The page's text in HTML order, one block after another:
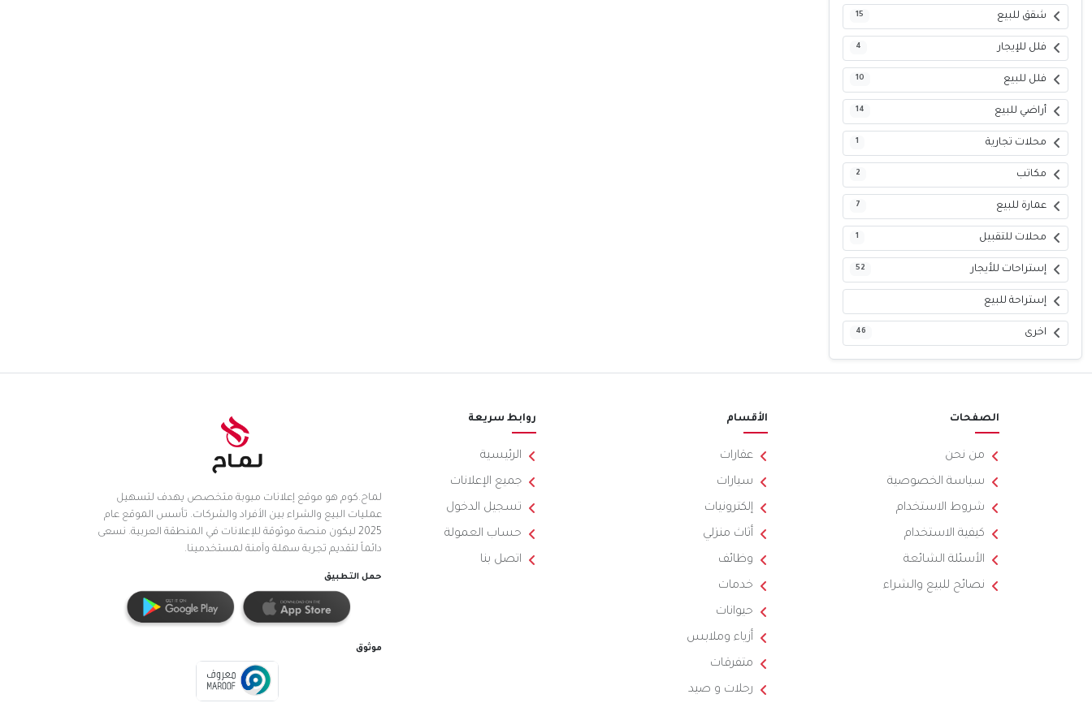
شقق للبيع 15
فلل للإيجار 4
فلل للبيع 10
أراضي للبيع 14
محلات تجارية 1
مكاتب 2
عمارة للبيع 7
محلات للتقبيل 1
إستراحات للأيجار 52
إستراحة للبيع
اخرى 46
الصفحات
من نحن
سياسة الخصوصية
شروط الاستخدام
كيفية الاستخدام
الأسئلة الشائعة
نصائح للبيع والشراء
الأقسام
عقارات
سيارات
إلكترونيات
أثاث منزلي
وظائف
خدمات
حيوانات
أزياء وملابس
متفرقات
رحلات و صيد
روابط سريعة
الرئيسية
جميع الإعلانات
تسجيل الدخول
حساب العمولة
اتصل بنا
لماح.كوم هو موقع إعلانات مبوبة متخصص يهدف لتسهيل
عمليات البيع والشراء بين الأفراد والشركات. تأسس الموقع عام
2025 ليكون منصة موثوقة للإعلانات في المنطقة العربية. نسعى
دائماً لتقديم تجربة سهلة وآمنة لمستخدمينا.
حمل التطبيق
موثوق